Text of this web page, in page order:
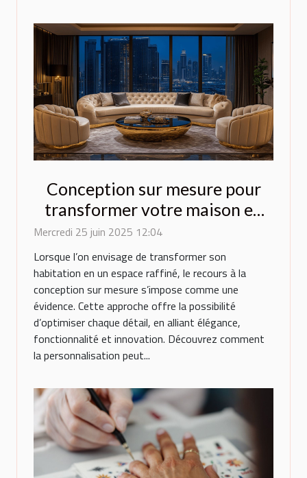
Conception sur mesure pour
transformer votre maison en
espace de luxe
Mercredi 25 juin 2025 12:04
Lorsque l’on envisage de transformer son
habitation en un espace raffiné, le recours à la
conception sur mesure s’impose comme une
évidence. Cette approche offre la possibilité
d’optimiser chaque détail, en alliant élégance,
fonctionnalité et innovation. Découvrez comment
la personnalisation peut...